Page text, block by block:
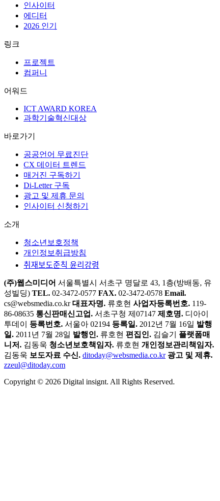
인사이터
에디터
2026 인기
링크
프로젝트
컴퍼니
어워드
ICT AWARD KOREA
과학기술혁신대상
바로가기
공공언어 무료진단
CX 데이터 트렌드
매거진 구독하기
Di-Letter 구독
광고 및 제휴 문의
인사이터 신청하기
소개
청소년보호정책
개인정보취급방침
취재보도준칙 윤리강령
(주)웹스미디어 서울특별시 서초구 명달로 43, 1층(방배동, 유
성빌딩) TEL. 02-3472-0577 FAX. 02-3472-0578 Email.
cs@websmedia.co.kr 대표자명. 류호현 사업자등록번호. 119-
86-08635 통신판매신고업. 서초구청 제07147 제호명. 디아이
투데이
등록번호. 서울아 02194 등록일. 2012년 7월 16일 발행
일. 2011년 7월 28일 발행인. 류호현 편집인. 김슬기
플랫폼매
니저. 김동욱 청소년보호책임자. 류호현 개인정보관리책임자.
김동욱 보도자료 수신. ditoday@websmedia.co.kr 광고 및 제휴.
zzeul@ditoday.com
Copyright © 2026 Digital insignt. All Rights Reserved.